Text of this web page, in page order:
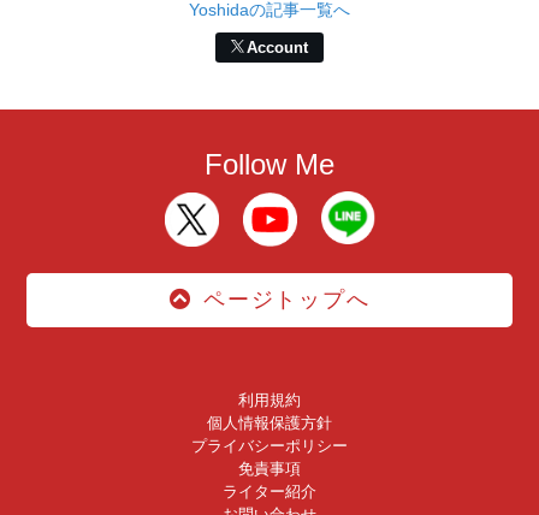
Yoshidaの記事一覧へ
Account
Follow Me
ページトップへ
利用規約
個人情報保護方針
プライバシーポリシー
免責事項
ライター紹介